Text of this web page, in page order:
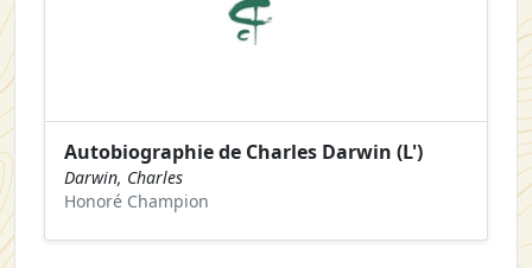
Autobiographie de Charles Darwin (L')
Darwin, Charles
Honoré Champion